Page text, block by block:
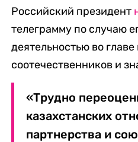
Российский президент
телеграмму по случаю
деятельностью во
соотечественников и
«Трудно
казахстанских
партнерства и